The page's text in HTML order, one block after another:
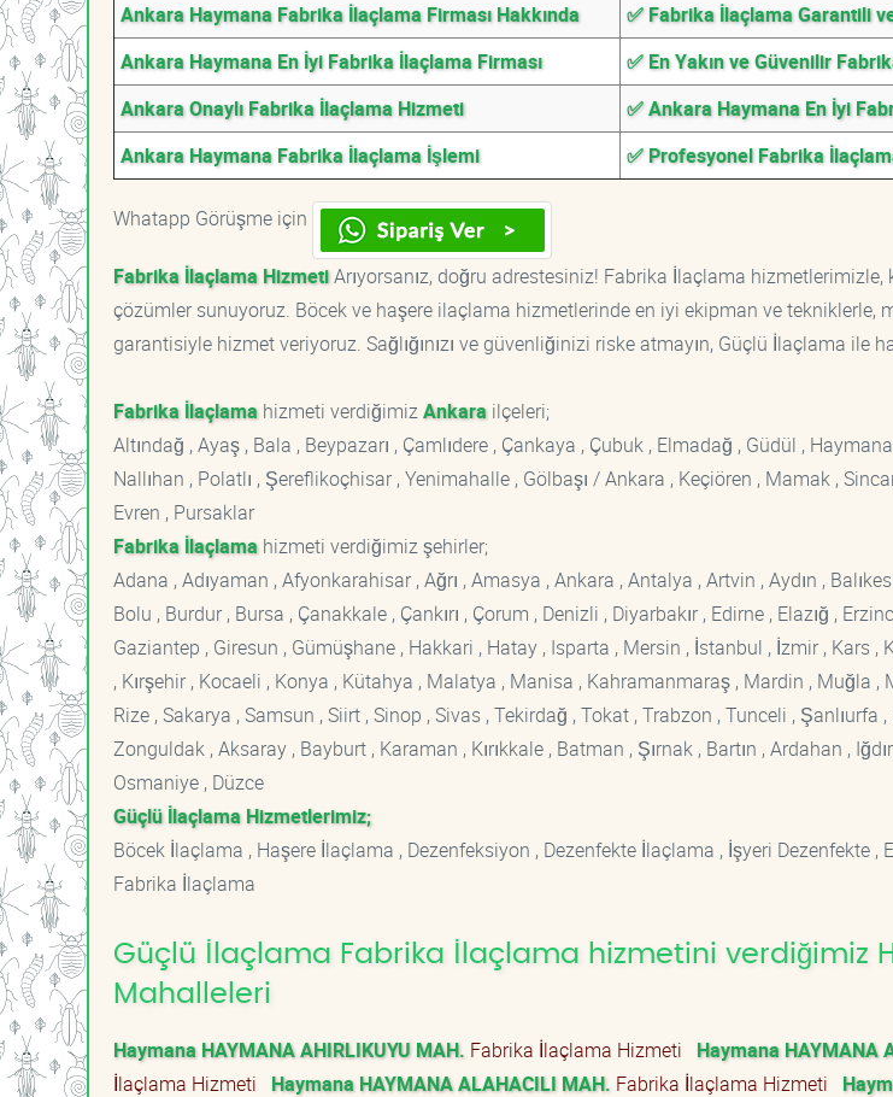
Ankara Haymana Fabrika İlaçlama Firması Hakkında
✅ Fabrika İlaçlama Garantili
Ankara Haymana En İyi Fabrika İlaçlama Firması
✅ En Yakın ve Güvenilir
Ankara Onaylı Fabrika İlaçlama Hizmeti
✅ Ankara Haymana En İyi
Ankara Haymana Fabrika İlaçlama İşlemi
✅ Profesyonel Fabrika
Whatapp Görüşme için
Fabrika İlaçlama HizmetiArıyorsanız, doğru adrestesiniz! Fabrika İlaçlama hizmetlerimizle,
çözümler sunuyoruz. Böcek ve haşere ilaçlama hizmetlerinde en iyi ekipman ve tekniklerle,
garantisiyle hizmet veriyoruz. Sağlığınızı ve güvenliğinizi riske atmayın, Güçlü İlaçlama ile
Fabrika İlaçlama hizmeti verdiğimizAnkara ilçeleri;
Altındağ , Ayaş , Bala , Beypazarı , Çamlıdere , Çankaya , Çubuk , Elmadağ , Güdül ,
Nallıhan , Polatlı , Şereflikoçhisar , Yenimahalle , Gölbaşı / Ankara , Keçiören , Mamak ,
Evren , Pursaklar
Fabrika İlaçlama hizmeti verdiğimiz şehirler;
Adana , Adıyaman , Afyonkarahisar , Ağrı , Amasya , Ankara , Antalya , Artvin , Aydın ,
Bolu , Burdur , Bursa , Çanakkale , Çankırı , Çorum , Denizli , Diyarbakır , Edirne , Elazığ ,
Gaziantep , Giresun , Gümüşhane , Hakkari , Hatay , Isparta , Mersin , İstanbul , İzmir , Kars ,
, Kırşehir , Kocaeli , Konya , Kütahya , Malatya , Manisa , Kahramanmaraş , Mardin , Muğla ,
Rize , Sakarya , Samsun , Siirt , Sinop , Sivas , Tekirdağ , Tokat , Trabzon , Tunceli , Şanlıurfa
Zonguldak , Aksaray , Bayburt , Karaman , Kırıkkale , Batman , Şırnak , Bartın , Ardahan ,
Osmaniye , Düzce
Güçlü İlaçlama Hizmetlerimiz;
Böcek İlaçlama , Haşere İlaçlama , Dezenfeksiyon , Dezenfekte İlaçlama , İşyeri Dezenfekte ,
Fabrika İlaçlama
Güçlü İlaçlama Fabrika İlaçlama hizmetini verdiğimiz
Mahalleleri
Haymana HAYMANA AHIRLIKUYU MAH. Fabrika İlaçlama Hizmeti Haymana HAYMANA
İlaçlama Hizmeti
Haymana HAYMANA ALAHACILI MAH. Fabrika İlaçlama Hizmeti